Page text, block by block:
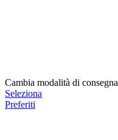
Cambia modalità di consegna
Seleziona
Preferiti